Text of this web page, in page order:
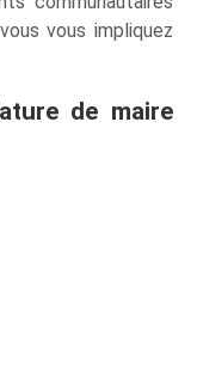
vous impliquez
de maire